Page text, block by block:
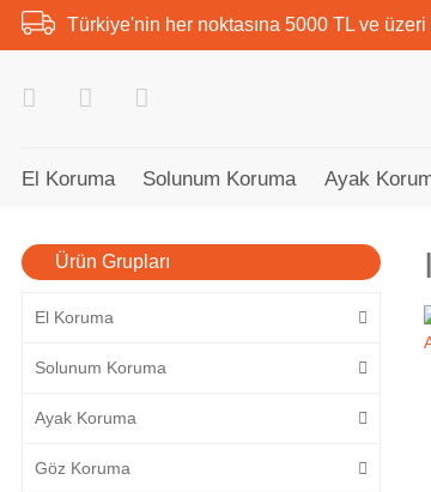
Türkiye'nin her noktasına 5000 TL ve
El Koruma Solunum Koruma Ayak
Ürün Grupları
El Koruma
Solunum Koruma
Ayak Koruma
Göz Koruma